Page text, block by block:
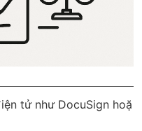
tử như DocuSign hoặ